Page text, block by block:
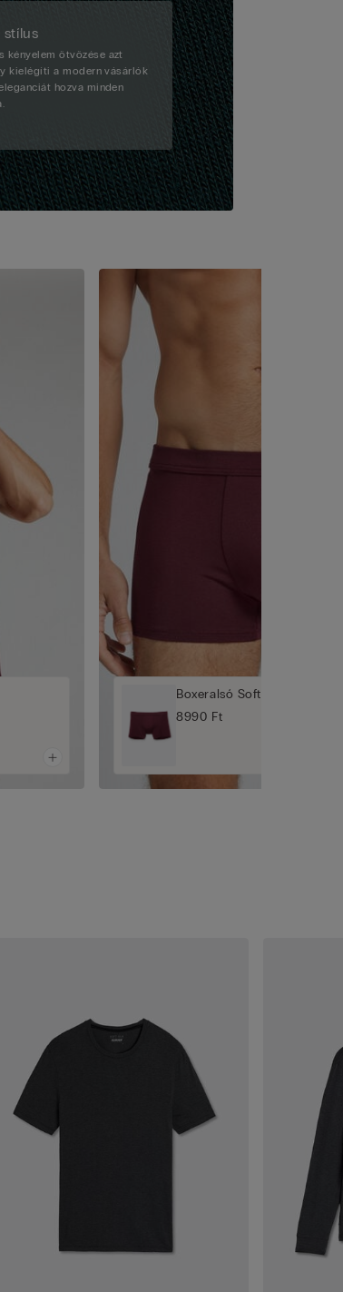
stílus
kényelem ötvözése azt
kielégíti a modern vásárlók
hozva minden
Boxeralsó Soft Silk
8990 Ft